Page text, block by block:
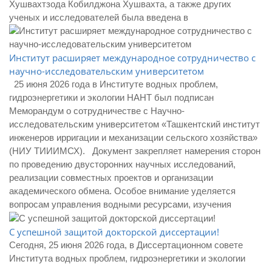
Хушвахтзода Кобилджона Хушвахта, а также других
ученых и исследователей была введена в
Институт расширяет международное сотрудничество с
научно-исследовательским университетом
25 июня 2026 года в Институте водных проблем,
гидроэнергетики и экологии НАНТ был подписан
Меморандум о сотрудничестве с Научно-
исследовательским университетом «Ташкентский институт
инженеров ирригации и механизации сельского хозяйства»
(НИУ ТИИИМСХ). Документ закрепляет намерения сторон
по проведению двусторонних научных исследований,
реализации совместных проектов и организации
академического обмена. Особое внимание уделяется
вопросам управления водными ресурсами, изучения
С успешной защитой докторской диссертации!
Сегодня, 25 июня 2026 года, в Диссертационном совете
Института водных проблем, гидроэнергетики и экологии